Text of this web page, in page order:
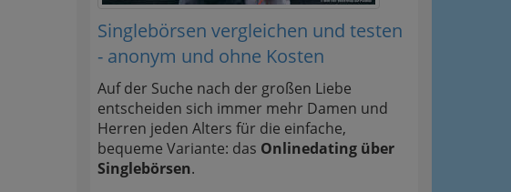
Singlebörsen vergleichen und testen
- anonym und ohne Kosten
Auf der Suche nach der großen Liebe
entscheiden sich immer mehr Damen und
Herren jeden Alters für die einfache,
bequeme Variante: das Onlinedating über
Singlebörsen.